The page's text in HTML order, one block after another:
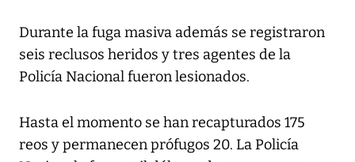
Durante la fuga masiva además se registraron
seis reclusos heridos y tres agentes de la
Policía Nacional fueron lesionados.
Hasta el momento se han recapturados 175
reos y permanecen prófugos 20. La Policía